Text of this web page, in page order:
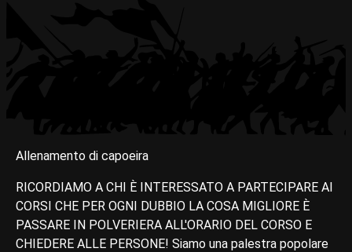
Allenamento di capoeira
RICORDIAMO A CHI È INTERESSATO A PARTECIPARE AI
CORSI CHE PER OGNI DUBBIO LA COSA MIGLIORE È
PASSARE IN POLVERIERA ALL'ORARIO DEL CORSO E
CHIEDERE ALLE PERSONE! Siamo una palestra popolare